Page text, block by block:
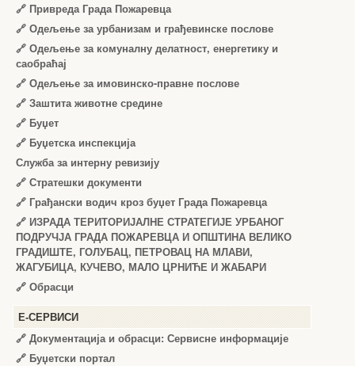
🔗 Привреда Града Пожаревца
🔗 Одељење за урбанизам и грађевинске послове
🔗 Одељење за комуналну делатност, енергетику и
саобраћај
🔗 Одељење за имовинско-правне послове
🔗 Заштита животне средине
🔗 Буџет
🔗 Буџетска инспекција
Служба за интерну ревизију
🔗 Стратешки документи
🔗 Грађански водич кроз буџет Града Пожаревца
🔗 ИЗРАДА ТЕРИТОРИЈАЛНЕ СТРАТЕГИЈЕ УРБАНОГ
ПОДРУЧЈА ГРАДА ПОЖАРЕВЦА И ОПШТИНА ВЕЛИКО
ГРАДИШТЕ, ГОЛУБАЦ, ПЕТРОВАЦ НА МЛАВИ,
ЖАГУБИЦА, КУЧЕВО, МАЛО ЦРНИЋЕ И ЖАБАРИ
🔗 Обрасци
Е-СЕРВИСИ
🔗 Документација и обрасци: Сервисне информације
🔗 Буџетски портал